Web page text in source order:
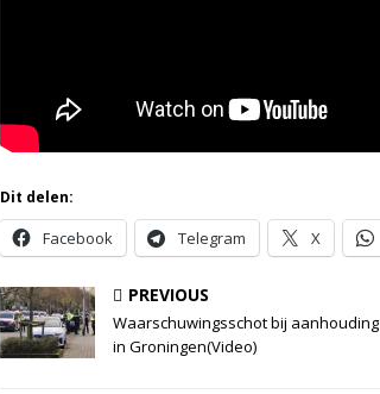
Dit delen:
Facebook Telegram X
PREVIOUS
Waarschuwingsschot bij aanhouding
in Groningen(Video)